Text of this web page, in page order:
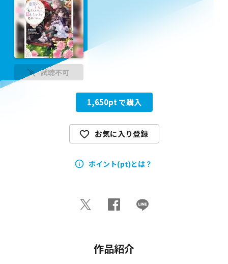
試聴不可
1,650pt で購入
お気に入り登録
ポイント(pt)とは？
作品紹介